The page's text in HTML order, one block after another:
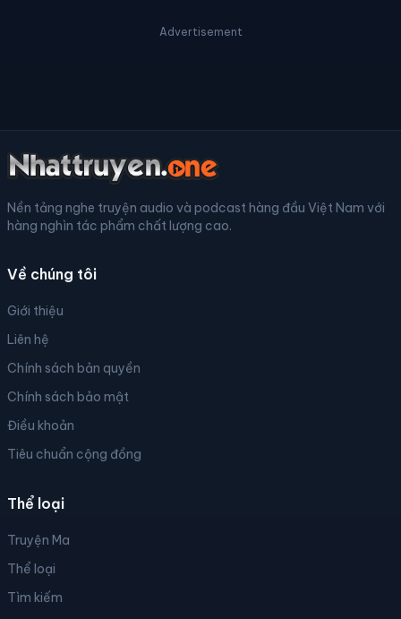
Advertisement
Nền tảng nghe truyện audio và podcast hàng đầu Việt Nam với
hàng nghìn tác phẩm chất lượng cao.
Về chúng tôi
Giới thiệu
Liên hệ
Chính sách bản quyền
Chính sách bảo mật
Điều khoản
Tiêu chuẩn cộng đồng
Thể loại
Truyện Ma
Thể loại
Tìm kiếm